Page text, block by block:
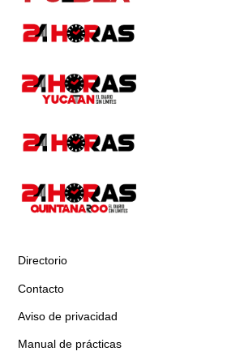
Directorio
Contacto
Aviso de privacidad
Manual de prácticas